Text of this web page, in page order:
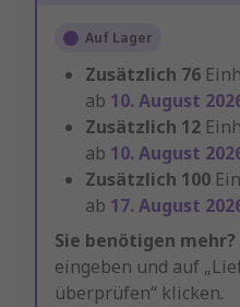
Auf Lager
Zusätzlich 76
ab 10. August
Zusätzlich 12
ab 10. August
Zusätzlich 100
ab 17. August
Sie benötigen mehr?
eingeben und auf
überprüfen“ klicken.